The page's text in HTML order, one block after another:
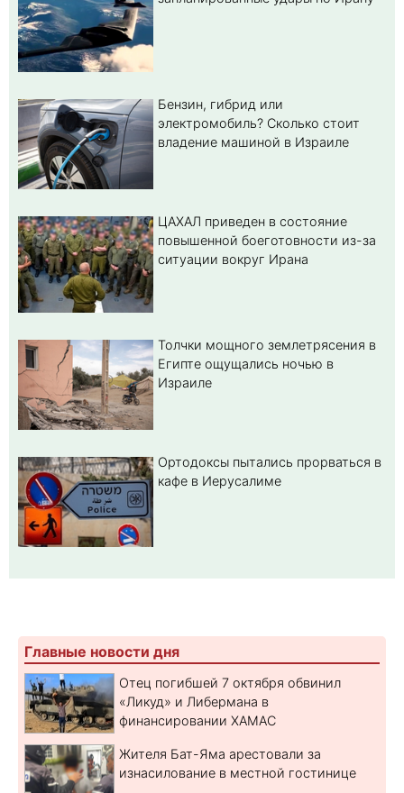
Бензин, гибрид или
электромобиль? Cколько стоит
владение машиной в Израиле
ЦАХАЛ приведен в состояние
повышенной боеготовности из-за
ситуации вокруг Ирана
Толчки мощного землетрясения в
Египте ощущались ночью в
Израиле
Ортодоксы пытались прорваться в
кафе в Иерусалиме
Главные новости дня
Отец погибшей 7 октября обвинил
«Ликуд» и Либермана в
финансировании ХАМАС
Жителя Бат-Яма арестовали за
изнасилование в местной гостинице